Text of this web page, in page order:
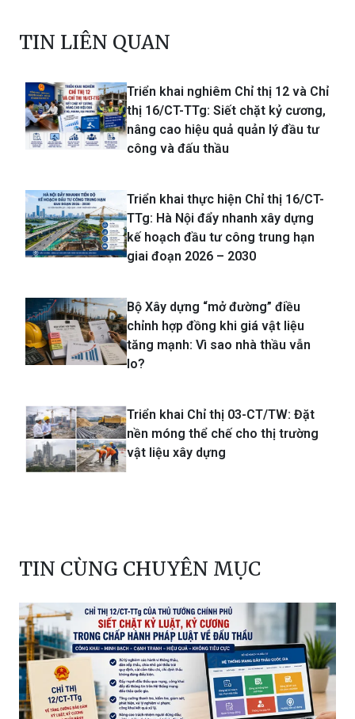
TIN LIÊN QUAN
Triển khai nghiêm Chỉ thị 12 và Chỉ
thị 16/CT-TTg: Siết chặt kỷ cương,
nâng cao hiệu quả quản lý đầu tư
công và đấu thầu
Triển khai thực hiện Chỉ thị 16/CT-
TTg: Hà Nội đẩy nhanh xây dựng
kế hoạch đầu tư công trung hạn
giai đoạn 2026 – 2030
Bộ Xây dựng “mở đường” điều
chỉnh hợp đồng khi giá vật liệu
tăng mạnh: Vì sao nhà thầu vẫn
lo?
Triển khai Chỉ thị 03-CT/TW: Đặt
nền móng thể chế cho thị trường
vật liệu xây dựng
TIN CÙNG CHUYÊN MỤC